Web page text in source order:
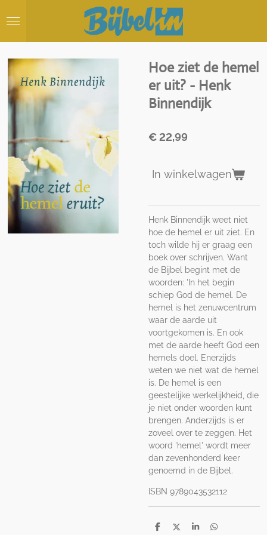
direct
hoofdinhoud
Hoe ziet de hemel
er uit? - Henk
Binnendijk
€ 22,99
In winkelwagen
Henk Binnendijk weet niet
hoe de hemel er uit ziet. En
toch wilde hij er graag een
boek over schrijven. Want
de Bijbel begint met de
woorden: 'In het begin
schiep God de hemel. De
hemel is het zenuwcentrum
waar de aarde uit
voortgekomen is. En ook
met de aarde heeft God een
hemels doel. Enerzijds
weten we niet wat de hemel
is. De hemel is een
geestelijke werkelijkheid, die
je niet onder woorden kunt
brengen. Anderzijds is er
zoveel over te zeggen. Het
woord 'hemel' wordt meer
dan zevenhonderd keer
genoemd in de Bijbel.
ISBN 9789043532112
D
D
S
D